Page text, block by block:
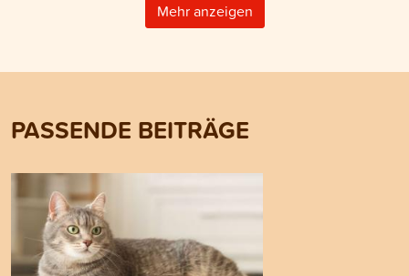
Mehr anzeigen
PASSENDE BEITRÄGE